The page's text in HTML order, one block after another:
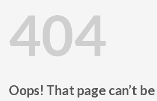
404
Oops! That page can’t